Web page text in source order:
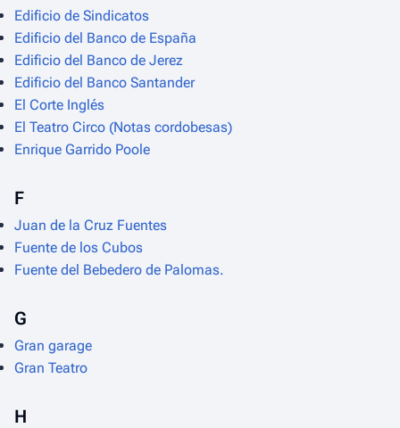
Edificio de Sindicatos
Edificio del Banco de España
Edificio del Banco de Jerez
Edificio del Banco Santander
El Corte Inglés
El Teatro Circo (Notas cordobesas)
Enrique Garrido Poole
F
Juan de la Cruz Fuentes
Fuente de los Cubos
Fuente del Bebedero de Palomas.
G
Gran garage
Gran Teatro
H